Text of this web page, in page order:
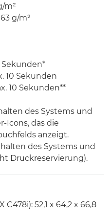
m²
g/m²
10 Sekunden
10 Sekunden**
des Systems und
Icons, das die
anzeigt.
des Systems und
Druckreservierung).
52,1 x 64,2 x 66,8